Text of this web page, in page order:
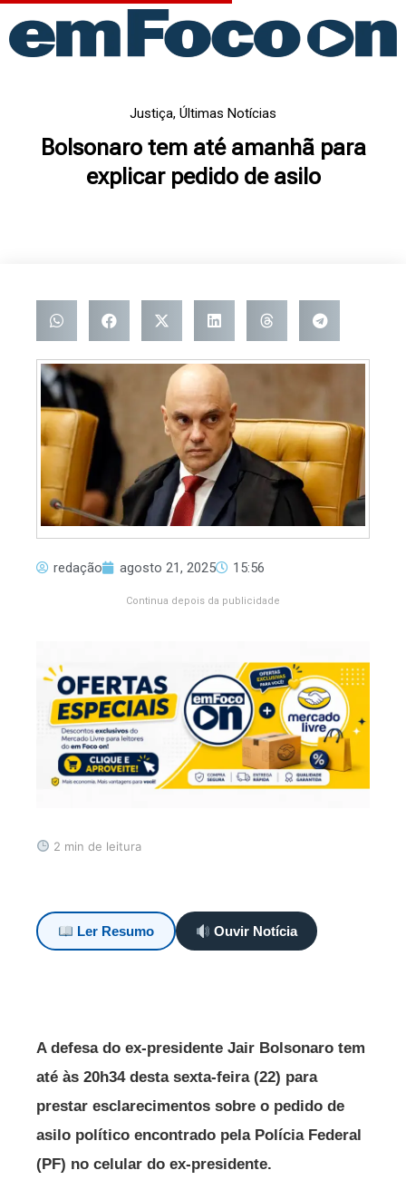
para
Justiça, Últimas Notícias
Bolsonaro tem até amanhã para
explicar pedido de asilo
redação agosto 21, 2025 15:56
Continua depois da publicidade
2 min de leitura
Ler Resumo Ouvir Notícia
A defesa do ex-presidente Jair Bolsonaro tem
até às 20h34 desta sexta-feira (22) para
prestar esclarecimentos sobre o pedido de
asilo político encontrado pela Polícia Federal
(PF) no celular do ex-presidente.